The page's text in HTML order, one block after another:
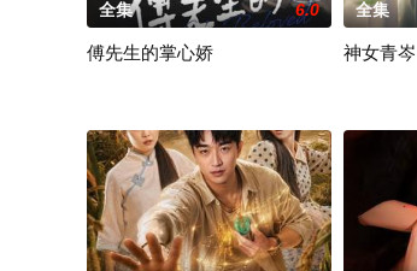
全集 6.0
傅先生的掌心娇
全集
神女青岑